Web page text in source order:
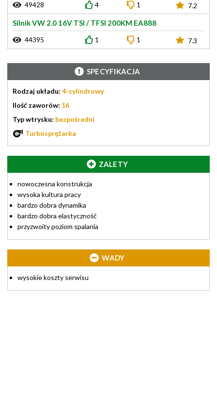
49428 4 1 7.2
Silnik VW 2.0 16V TSI / TFSI 200KM EA888
44395 1 1 7.3
SPECYFIKACJA
Rodzaj układu: 4-cylindrowy
Ilość zaworów: 16
Typ wtrysku: bezpośredni
Turbosprężarka
ZALETY
nowoczesna konstrukcja
wysoka kultura pracy
bardzo dobra dynamika
bardzo dobra elastyczność
przyzwoity poziom spalania
WADY
wysokie koszty serwisu